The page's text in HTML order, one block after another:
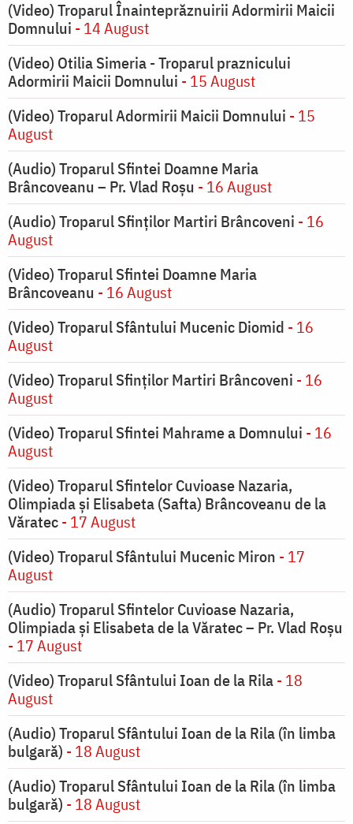
(Video) Troparul Înainteprăznuirii Adormirii Maicii
Domnului - 14 August
(Video) Otilia Simeria - Troparul praznicului
Adormirii Maicii Domnului - 15 August
(Video) Troparul Adormirii Maicii Domnului - 15
August
(Audio) Troparul Sfintei Doamne Maria
Brâncoveanu – Pr. Vlad Roșu - 16 August
(Audio) Troparul Sfinților Martiri Brâncoveni - 16
August
(Video) Troparul Sfintei Doamne Maria
Brâncoveanu - 16 August
(Video) Troparul Sfântului Mucenic Diomid - 16
August
(Video) Troparul Sfinților Martiri Brâncoveni - 16
August
(Video) Troparul Sfintei Mahrame a Domnului - 16
August
(Video) Troparul Sfintelor Cuvioase Nazaria,
Olimpiada și Elisabeta (Safta) Brâncoveanu de la
Văratec- 17 August
(Video) Troparul Sfântului Mucenic Miron - 17
August
(Audio) Troparul Sfintelor Cuvioase Nazaria,
Olimpiada și Elisabeta de la Văratec – Pr. Vlad Roșu
- 17 August
(Video) Troparul Sfântului Ioan de la Rila- 18
August
(Audio) Troparul Sfântului Ioan de la Rila (în limba
bulgară) - 18 August
(Audio) Troparul Sfântului Ioan de la Rila (în limba
bulgară) - 18 August